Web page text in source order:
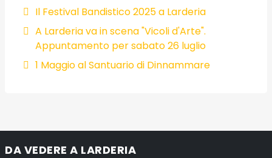
Il Festival Bandistico 2025 a Larderia
A Larderia va in scena "Vicoli d'Arte".
Appuntamento per sabato 26 luglio
1 Maggio al Santuario di Dinnammare
DA VEDERE A LARDERIA